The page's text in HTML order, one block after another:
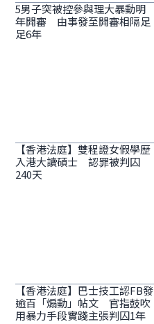
5男子突被控參與理大暴動明
年開審 由事發至開審相隔足
足6年
【香港法庭】雙程證女假學歷
入港大讀碩士 認罪被判囚
240天
【香港法庭】巴士技工認FB發
逾百「煽動」帖文 官指鼓吹
用暴力手段實踐主張判囚1年